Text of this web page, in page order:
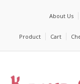
About Us
Product Cart